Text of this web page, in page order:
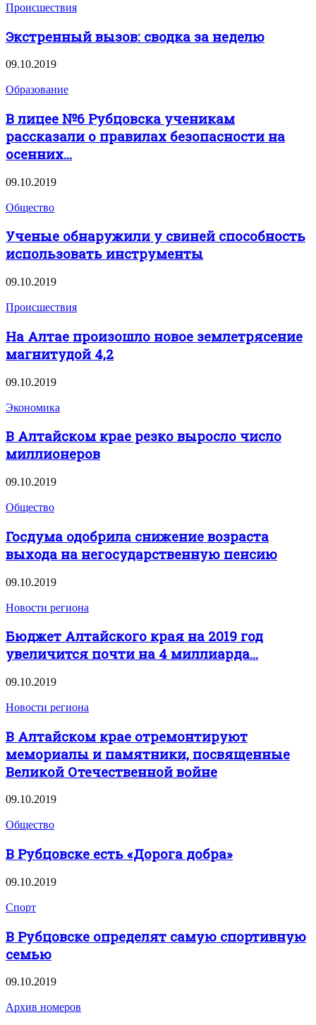
Происшествия
Экстренный вызов: сводка за неделю
09.10.2019
Образование
В лицее №6 Рубцовска ученикам
рассказали о правилах безопасности на
осенних...
09.10.2019
Общество
Ученые обнаружили у свиней способность
использовать инструменты
09.10.2019
Происшествия
На Алтае произошло новое землетрясение
магнитудой 4,2
09.10.2019
Экономика
В Алтайском крае резко выросло число
миллионеров
09.10.2019
Общество
Госдума одобрила снижение возраста
выхода на негосударственную пенсию
09.10.2019
Новости региона
Бюджет Алтайского края на 2019 год
увеличится почти на 4 миллиарда...
09.10.2019
Новости региона
В Алтайском крае отремонтируют
мемориалы и памятники, посвященные
Великой Отечественной войне
09.10.2019
Общество
В Рубцовске есть «Дорога добра»
09.10.2019
Спорт
В Рубцовске определят самую спортивную
семью
09.10.2019
Архив номеров